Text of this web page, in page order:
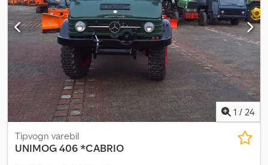
1 / 24
Tipvogn varebil
UNIMOG406 *CABRIO